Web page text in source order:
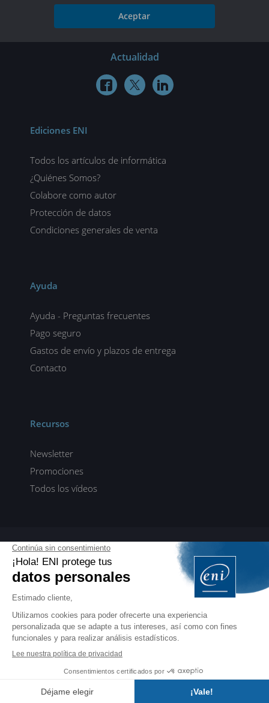
Aceptar
Actualidad
  
Ediciones ENI
Todos los artículos de informática
¿Quiénes Somos?
Colabore como autor
Protección de datos
Condiciones generales de venta
Ayuda
Ayuda - Preguntas frecuentes
Pago seguro
Gastos de envío y plazos de entrega
Contacto
Recursos
Newsletter
Promociones
Todos los vídeos
ENI elearning
E-formaciones en 5 idiomas
Manuales para profesionales de la formación
EDITIONS ENI